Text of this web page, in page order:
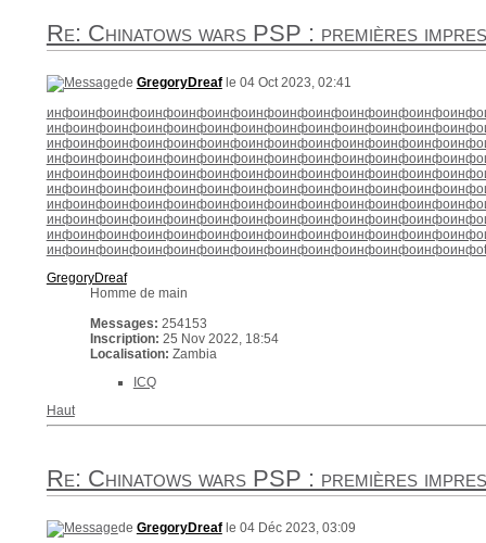
Re: Chinatows wars PSP : premières
de GregoryDreafle 04 Oct 2023, 02:41
инфоинфоинфоинфоинфоинфоинфоинфоинфоинфоинфоинфоинфо
инфоинфоинфоинфоинфоинфоинфоинфоинфоинфоинфоинфоинфо
инфоинфоинфоинфоинфоинфоинфоинфоинфоинфоинфоинфоинфо
инфоинфоинфоинфоинфоинфоинфоинфоинфоинфоинфоинфоинфо
инфоинфоинфоинфоинфоинфоинфоинфоинфоинфоинфоинфоинфо
инфоинфоинфоинфоинфоинфоинфоинфоинфоинфоинфоинфоинфо
инфоинфоинфоинфоинфоинфоинфоинфоинфоинфоинфоинфоинфо
инфоинфоинфоинфоинфоинфоинфоинфоинфоинфоинфоинфоинфо
инфоинфоинфоинфоинфоинфоинфоинфоинфоинфоинфоинфоинфо
инфоинфоинфоинфоинфоинфоинфоинфоинфоинфоинфоинфоинфо
GregoryDreaf
Homme de main
Messages: 254153
Inscription: 25 Nov 2022, 18:54
Localisation: Zambia
ICQ
Haut
Re: Chinatows wars PSP : premières
de GregoryDreafle 04 Déc 2023, 03:09